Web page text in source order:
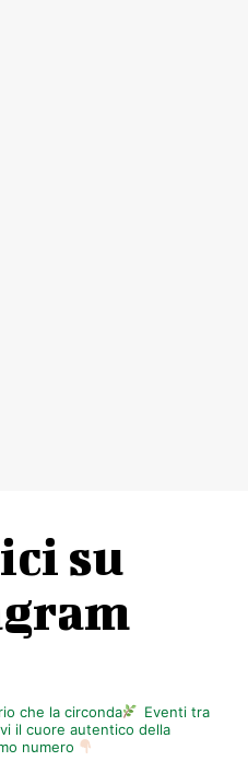
su
che la circonda
Eventi tra
il cuore autentico della
numero